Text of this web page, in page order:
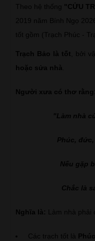
Theo hệ thống "CỬU
2019 năm Bính Ngọ
tốt gồm (Trạch Phúc -
Trạch Bảo là tốt , bởi
hoặc sửa nhà
Người xưa có thơ rằng:
"Làm nhà
Phúc,
Nếu gặp
Chắc là
Nghĩa là: Làm nhà phải
Các trạch tốt là